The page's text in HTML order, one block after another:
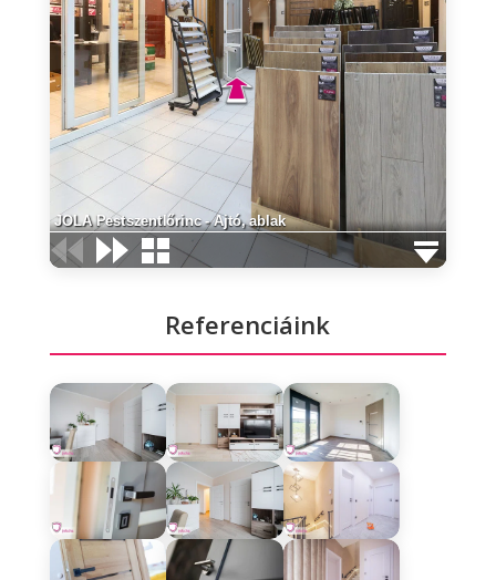
Referenciáink